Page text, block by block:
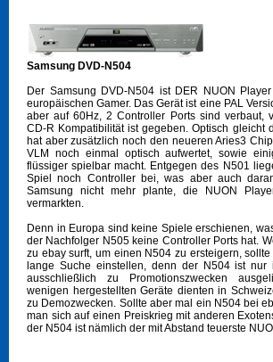
Samsung DVD-N504
Der Samsung DVD-N504 ist DER NUON
europäischen Gamer. Das Gerät ist eine PAL
aber auf 60Hz, 2 Controller Ports sind verbaut,
CD-R Kompatibilität ist gegeben. Optisch gleicht
hat aber zusätzlich noch den neueren Aries3
VLM noch einmal optisch aufwertet, sowie
flüssiger spielbar macht. Entgegen des N501
Spiel noch Controller bei, was aber auch
Samsung nicht mehr plante, die NUON
vermarkten.
Denn in Europa sind keine Spiele erschienen,
der Nachfolger N505 keine Controller Ports hat.
zu ebay surft, um einen N504 zu ersteigern,
lange Suche einstellen, denn der N504 ist nur
ausschließlich zu Promotionszwecken
wenigen hergestellten Geräte dienten in
zu Demozwecken. Sollte aber mal ein N504 bei
man sich auf einen Preiskrieg mit anderen
der N504 ist nämlich der mit Abstand teuerste